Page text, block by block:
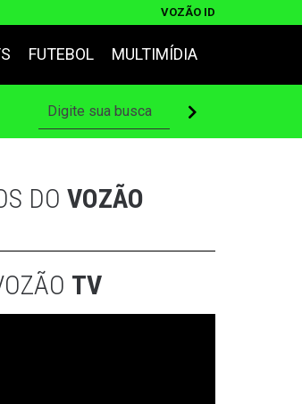
VOZÃO ID
FUTEBOL MULTIMÍDIA
DO VOZÃO
TV